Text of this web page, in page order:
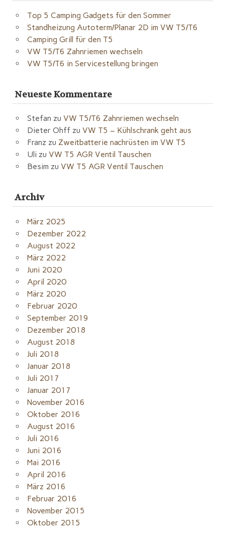
Top 5 Camping Gadgets für den Sommer
Standheizung Autoterm/Planar 2D im VW T5/T6
Camping Grill für den T5
VW T5/T6 Zahnriemen wechseln
VW T5/T6 in Servicestellung bringen
Neueste Kommentare
Stefan zu VW T5/T6 Zahnriemen wechseln
Dieter Ohff zu VW T5 – Kühlschrank geht aus
Franz zu Zweitbatterie nachrüsten im VW T5
Uli zu VW T5 AGR Ventil Tauschen
Besim zu VW T5 AGR Ventil Tauschen
Archiv
März 2025
Dezember 2022
August 2022
März 2022
Juni 2020
April 2020
März 2020
Februar 2020
September 2019
Dezember 2018
August 2018
Juli 2018
Januar 2018
Juli 2017
Januar 2017
November 2016
Oktober 2016
August 2016
Juli 2016
Juni 2016
Mai 2016
April 2016
März 2016
Februar 2016
November 2015
Oktober 2015